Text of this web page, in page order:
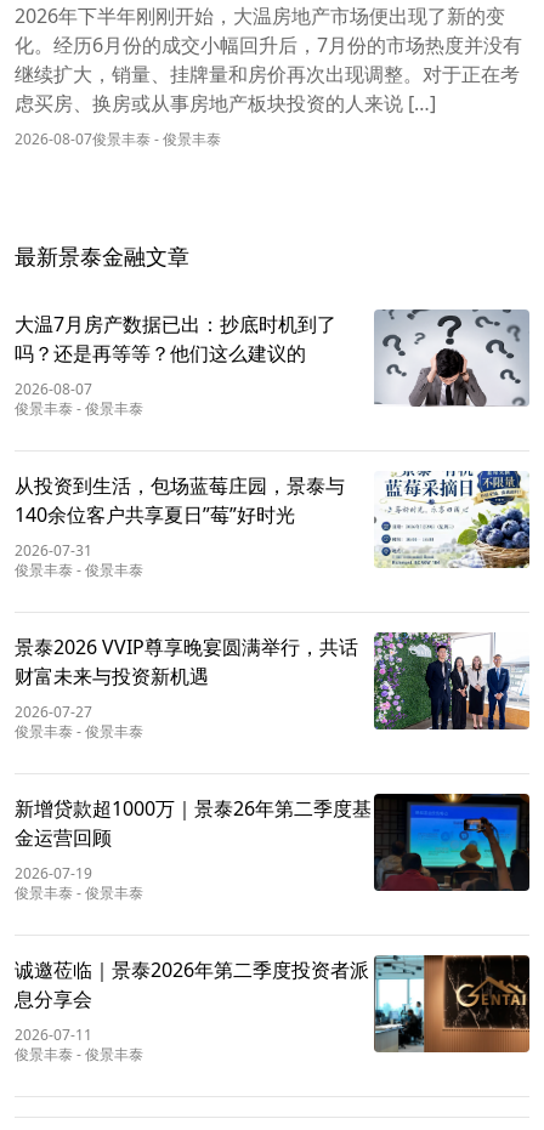
2026年下半年刚刚开始，大温房地产市场便出现了新的变
化。经历6月份的成交小幅回升后，7月份的市场热度并没有
继续扩大，销量、挂牌量和房价再次出现调整。对于正在考
虑买房、换房或从事房地产板块投资的人来说 […]
2026-08-07俊景丰泰-俊景丰泰
最新景泰金融文章
大温7月房产数据已出：抄底时机到了
吗？还是再等等？他们这么建议的
2026-08-07
俊景丰泰-俊景丰泰
从投资到生活，包场蓝莓庄园，景泰与
140余位客户共享夏日”莓”好时光
2026-07-31
俊景丰泰-俊景丰泰
景泰2026 VVIP尊享晚宴圆满举行，共话
财富未来与投资新机遇
2026-07-27
俊景丰泰-俊景丰泰
新增贷款超1000万｜景泰26年第二季度基
金运营回顾
2026-07-19
俊景丰泰-俊景丰泰
诚邀莅临｜景泰2026年第二季度投资者派
息分享会
2026-07-11
俊景丰泰-俊景丰泰